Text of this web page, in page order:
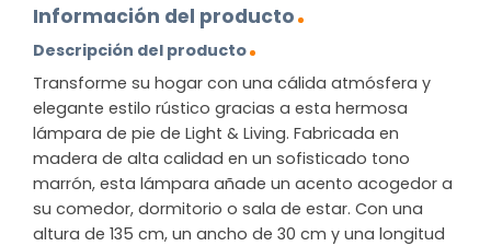
Información del producto
Descripción del producto
Transforme su hogar con una cálida atmósfera y
elegante estilo rústico gracias a esta hermosa
lámpara de pie de Light & Living. Fabricada en
madera de alta calidad en un sofisticado tono
marrón, esta lámpara añade un acento acogedor a
su comedor, dormitorio o sala de estar. Con una
altura de 135 cm, un ancho de 30 cm y una longitud